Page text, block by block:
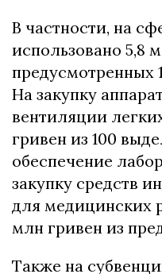
В частности, на
использовано 5,8
предусмотренных
На закупку
вентиляции
гривен из 100
обеспечение
закупку средств
для медицинских
млн гривен из
Также на